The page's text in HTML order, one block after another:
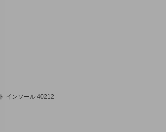
インソール 40212